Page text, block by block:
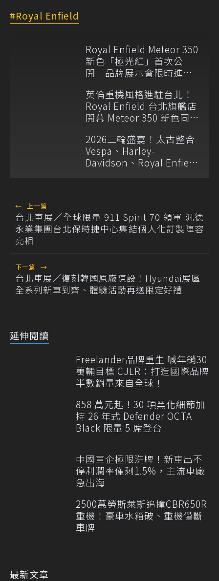
Royal Enfield
Royal Enfield Meteor 350
新色「極光紅」首次公
開 品牌展示會限時進駐
英倫重機風格進駐台北！
Royal Enfield 台北旗艦店
開幕 Meteor 350 新色同步
2026二輪盛宴！太古整合
Vespa、Harley-
Davidson、Royal Enfield
← 上一篇
台北車展／全球限量 911 Spirit 70 領軍 汎德
永業集團台北保時捷中心集結個人化訂製陣容
亮相
下一篇 →
台北車展／復刻韓國原廠陳設！Hyundai展區
全系列新車到齊、體驗活動再送限定好禮
延伸閱讀
Freelander品牌重生 喊年銷30
萬輛目標 CJLR：打造國際品牌
半數銷量來自全球！
858 萬元起！30 項黑化細節加
持 26 年式 Defender OCTA
Black 限量 5 席登台
中國車企極限洗牌！新車出不
停利潤率僅剩1.5%，主流車廠
急出海
2500萬勞斯萊斯追撞CBR650R
重機！豪車水箱破、重機僅斷
車牌
最新文章